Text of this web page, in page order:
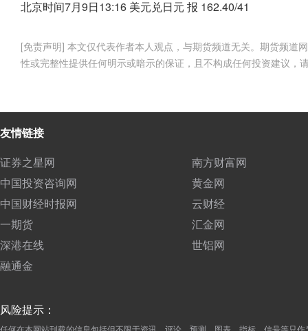
北京时间7月9日13:16 美元兑日元 报 162.40/41
[免责声明] 本文仅代表作者本人观点，与期货频道无关。期货频道
性或完整性提供任何明示或暗示的保证，且不构成任何投资建议，
友情链接
证券之星网
南方财富网
中国投资咨询网
黄金网
中国财经时报网
云财经
一期货
汇金网
深港在线
世铝网
融通金
风险提示：